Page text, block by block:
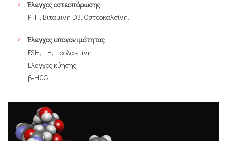
Έλεγχος οστεοπόρωσης
PTH, Βιταμινη D3, Οστεοκαλσίνη.
Έλεγχος υπογονιμότητας
FSH, LH, προλακτίνη
Έλεγχος κύησης
β-HCG